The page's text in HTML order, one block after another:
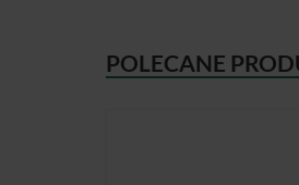
POLECANE